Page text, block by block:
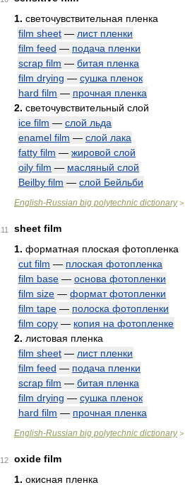
1. светочувствительная пленка
film sheet — лист пленки
film feed — подача пленки
scrap film — битая пленка
film drying — сушка пленок
hard film — прочная пленка
2. светочувствительный слой
ice film — слой льда
enamel film — слой лака
fatty film — жировой слой
oily film — масляный слой
Beilby film — слой Бейльби
English-Russian big polytechnic dictionary>
11
sheet film
1. форматная плоская фотопленка
cut film — плоская фотопленка
film base — основа фотопленки
film size — формат фотопленки
film tape — полоска фотопленки
film copy — копия на фотопленке
2. листовая пленка
film sheet — лист пленки
film feed — подача пленки
scrap film — битая пленка
film drying — сушка пленок
hard film — прочная пленка
English-Russian big polytechnic dictionary>
12
oxide film
1. окисная пленка